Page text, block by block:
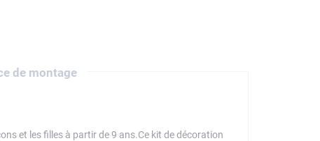
de montage
et les filles à partir de 9 ans.Ce kit de décoration